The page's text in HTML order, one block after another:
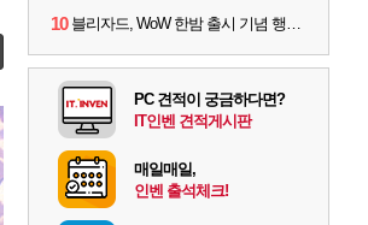
10 블리자드, WoW 한밤 출시 기념 행사 '홈스윗홈' 28일 개최
PC 견적이 궁금하다면?
IT인벤 견적게시판
매일매일,
인벤 출석체크!